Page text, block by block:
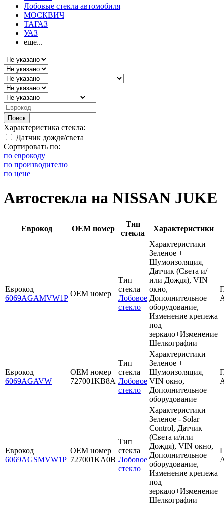
Лобовые стекла автомобиля
МОСКВИЧ
ТАГАЗ
УАЗ
еще...
Поиск
Характеристика стекла:
Датчик дождя/света
Сортировать по:
по еврокоду
по производителю
по цене
Автостекла на NISSAN JUKE
Еврокод OEM номер
Тип
стекла
Характеристики
Еврокод
6069AGAMVW1P
OEM номер
Тип
стекла
Лобовое
стекло
Характеристики
Зеленое +
Шумоизоляция,
Датчик (Света и/
или Дождя), VIN
окно,
Дополнительное
оборудование,
Изменение крепежа
под
зеркало+Изменение
Шелкографии
Еврокод
6069AGAVW
OEM номер
727001KB8A
Тип
стекла
Лобовое
стекло
Характеристики
Зеленое +
Шумоизоляция,
VIN окно,
Дополнительное
оборудование
Еврокод
6069AGSMVW1P
OEM номер
727001KA0B
Тип
стекла
Лобовое
стекло
Характеристики
Зеленое - Solar
Control, Датчик
(Света и/или
Дождя), VIN окно,
Дополнительное
оборудование,
Изменение крепежа
под
зеркало+Изменение
Шелкографии